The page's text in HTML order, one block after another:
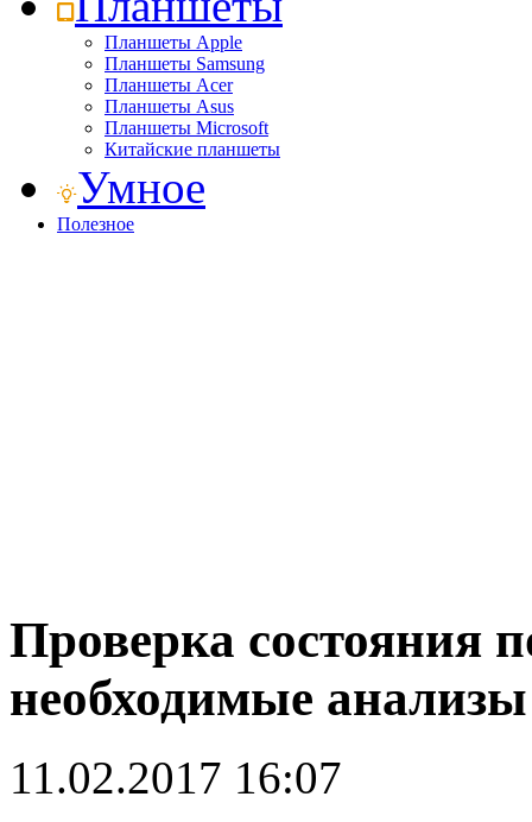
Планшеты Apple
Планшеты Samsung
Планшеты Acer
Планшеты Asus
Планшеты Microsoft
Китайские планшеты
Умное
Полезное
Проверка состояния
необходимые анализы
11.02.2017 16:07